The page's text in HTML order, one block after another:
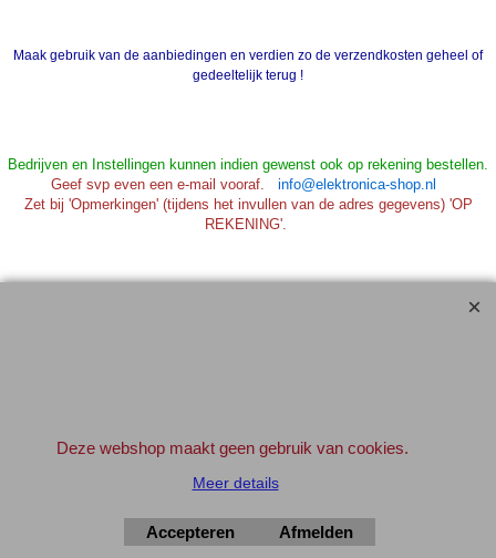
Maak gebruik van de aanbiedingen en verdien zo de verzendkosten geheel of
gedeeltelijk terug !
Bedrijven en Instellingen kunnen indien gewenst ook op rekening bestellen.
Geef svp even een e-mail vooraf. info@elektronica-shop.nl
Zet bij 'Opmerkingen' (tijdens het invullen van de adres gegevens) 'OP
REKENING'.
© 2004-2026
▲Top
Deze webshop maakt geen gebruik van cookies.
Meer details
Accepteren Afmelden